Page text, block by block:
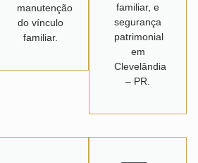
manutenção
do vínculo
familiar.
familiar, e
segurança
patrimonial
em
Clevelândia
– PR.